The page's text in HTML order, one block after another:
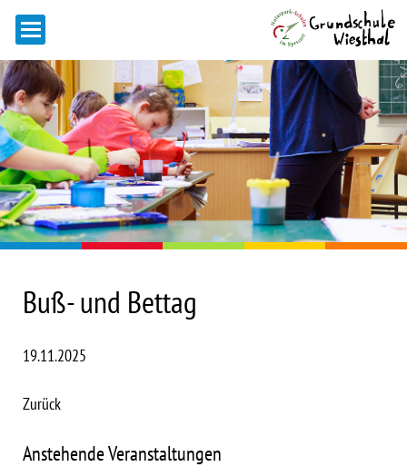
Buß- und Bettag
19.11.2025
Zurück
Anstehende Veranstaltungen